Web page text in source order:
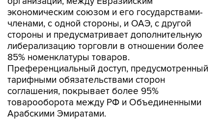
экономическим союзом и его государствами-
членами, с одной стороны, и ОАЭ, с другой
стороны и предусматривает дополнительную
либерализацию торговли в отношении более
85% номенклатуры товаров.
Преференциальный доступ, предусмотренный
тарифными обязательствами сторон
соглашения, покрывает более 95%
товарооборота между РФ и Объединенными
Арабскими Эмиратами.